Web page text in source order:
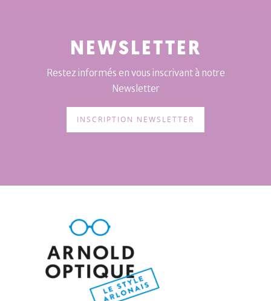
NEWSLETTER
Restez informés en vous inscrivant à notre
Newsletter
INSCRIPTION NEWSLETTER